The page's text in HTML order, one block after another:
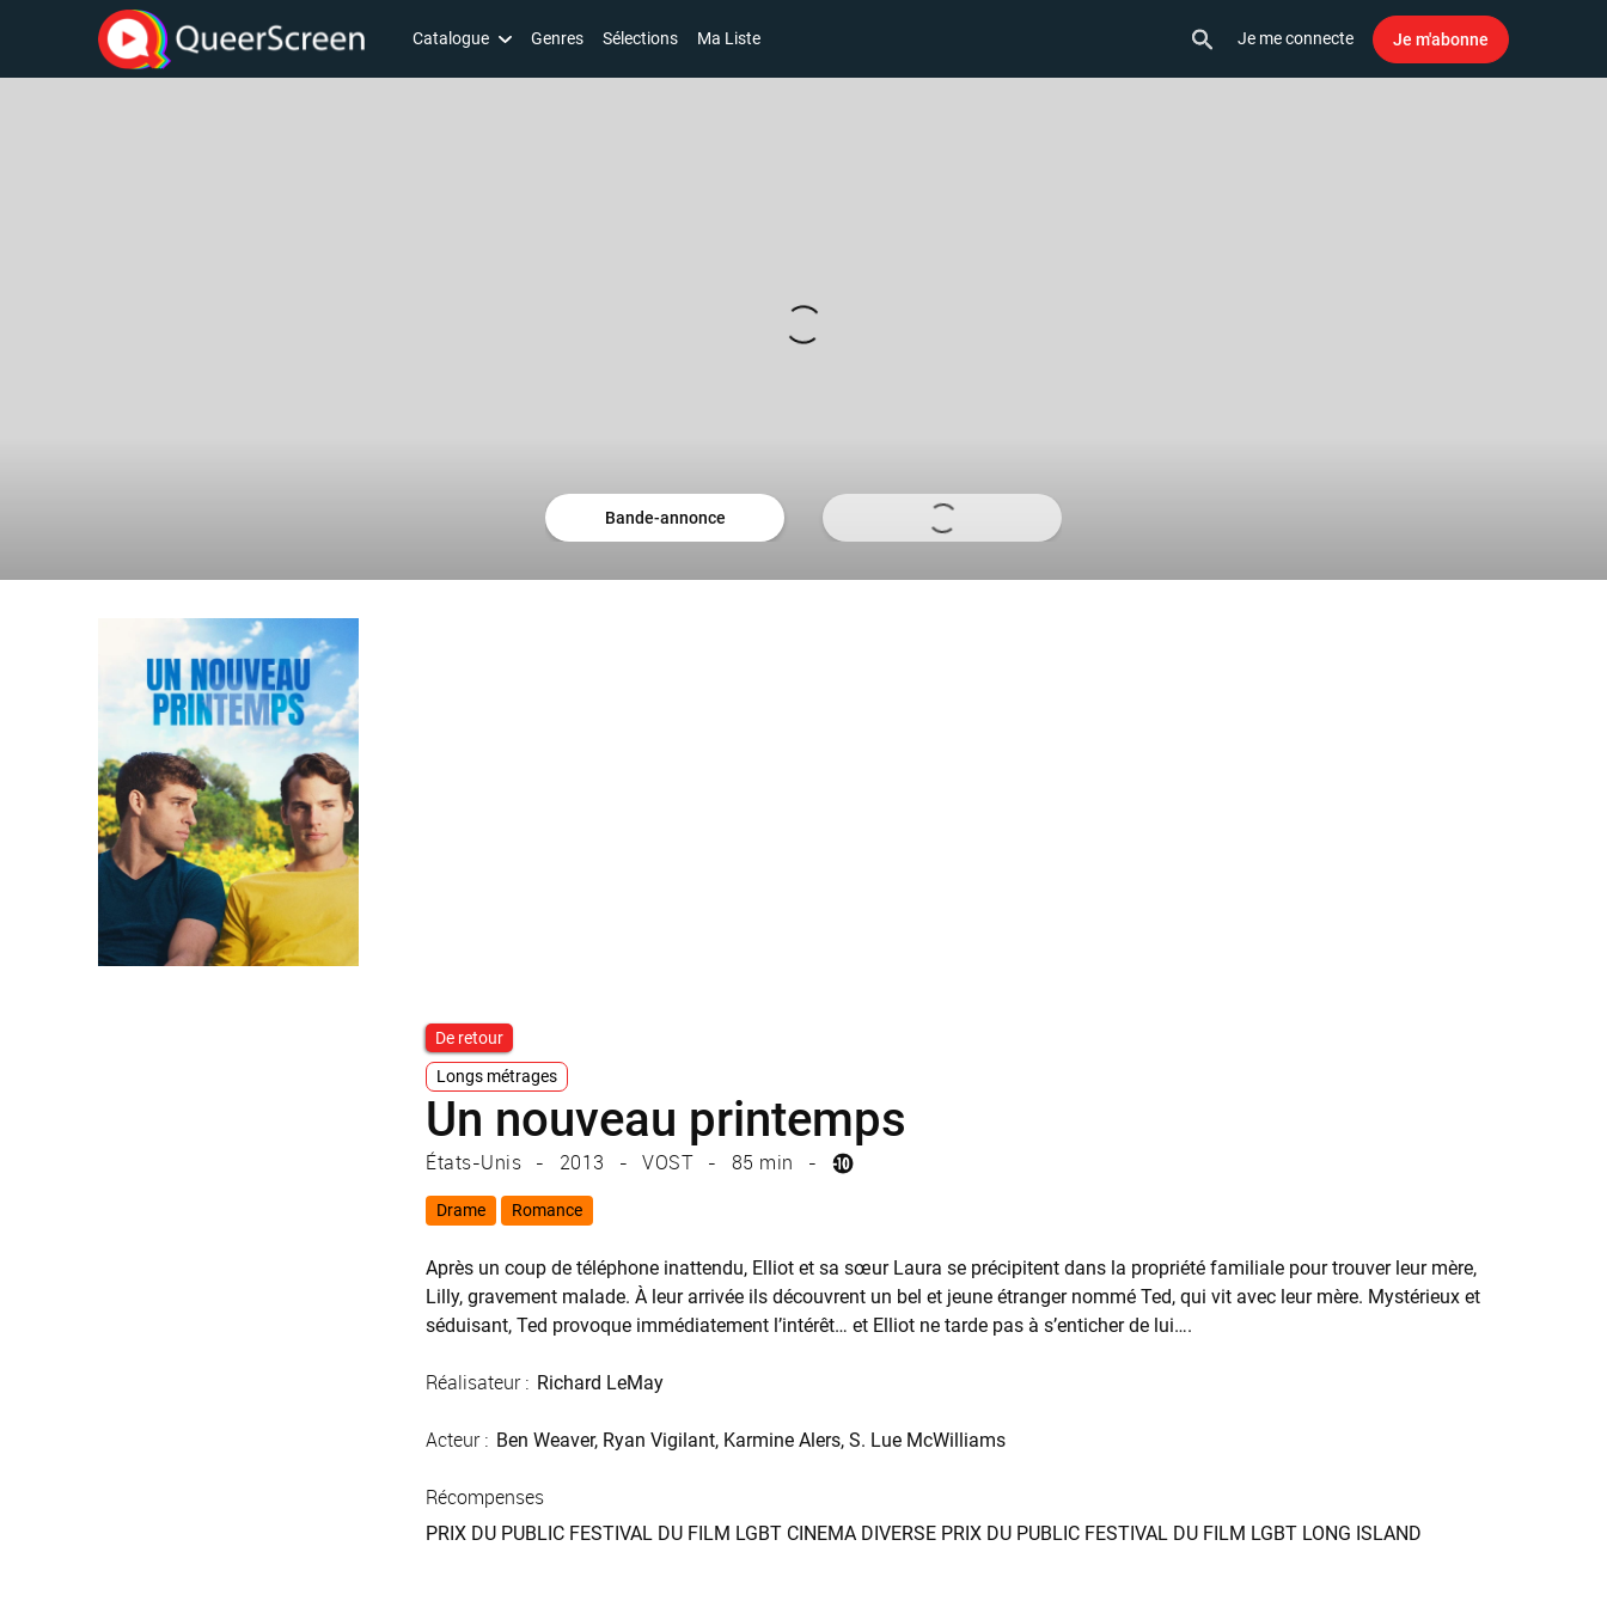
Catalogue Genres Sélections Ma Liste Je me connecte Je m'abonne
Bande-annonce
De retour
Longs métrages
Un nouveau printemps
États-Unis 2013 VOST 85 min
Drame Romance
Après un coup de téléphone inattendu, Elliot et sa sœur Laura se précipitent dans la propriété familiale pour trouver leur mère,
Lilly, gravement malade. À leur arrivée ils découvrent un bel et jeune étranger nommé Ted, qui vit avec leur mère. Mystérieux et
séduisant, Ted provoque immédiatement l’intérêt… et Elliot ne tarde pas à s’enticher de lui….
Réalisateur : Richard LeMay
Acteur : Ben Weaver Ryan Vigilant Karmine Alers S. Lue McWilliams
Récompenses
PRIX DU PUBLIC FESTIVAL DU FILM LGBT CINEMA DIVERSE PRIX DU PUBLIC FESTIVAL DU FILM LGBT LONG ISLAND